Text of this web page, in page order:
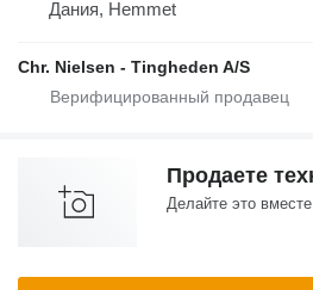
Дания, Hemmet
Chr. Nielsen - Tingheden A/S
Продаете
Делайте это